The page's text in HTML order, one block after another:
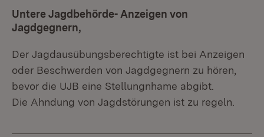
Untere Jagdbehörde- Anzeigen von
Jagdgegnern,
Der Jagdausübungsberechtigte ist bei Anzeigen
oder Beschwerden von Jagdgegnern zu hören,
bevor die UJB eine Stellungnhame abgibt.
Die Ahndung von Jagdstörungen ist zu regeln.